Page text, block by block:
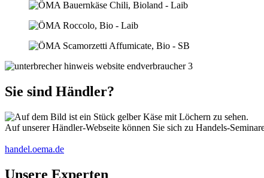
Sie sind Händler?
Auf unserer Händler-Webseite können Sie sich zu Handels-
handel.oema.de
Unsere Experten